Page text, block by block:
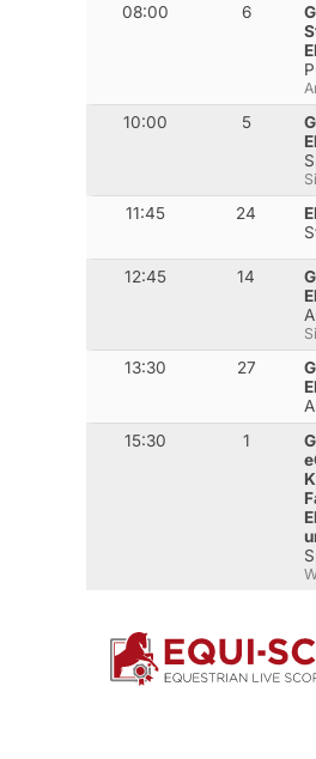
08:00 6
10:00 5
11:45 24
12:45 14
13:30 27
15:30 1